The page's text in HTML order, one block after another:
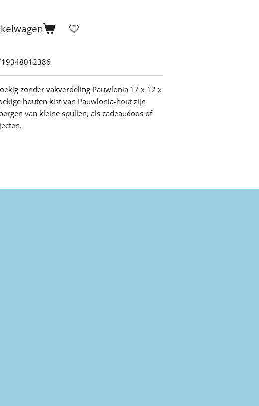
zonder vakverdeling Pauwlonia 17 x 12 x
houten kist van Pauwlonia-hout zijn
van kleine spullen, als cadeaudoos of